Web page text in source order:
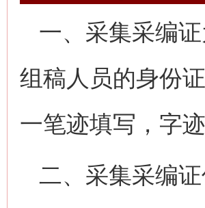
一、采集采编
组稿人员的身份
一笔迹填写，字
二、采集采编